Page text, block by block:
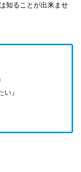
知ることが出来ませ
』